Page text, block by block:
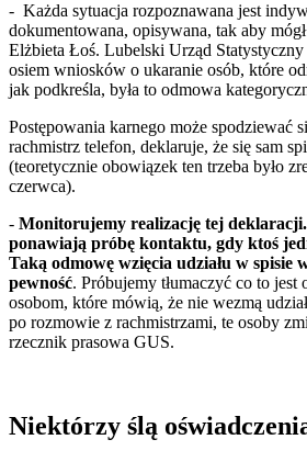
- Każda sytuacja rozpoznawana jest
dokumentowana, opisywana, tak aby
Elżbieta Łoś. Lubelski Urząd Statystyczny
osiem wniosków o ukaranie osób, które
jak podkreśla, była to odmowa
Postępowania karnego może spodziewać
rachmistrz telefon, deklaruje, że się sam
(teoretycznie obowiązek ten trzeba było
czerwca).
- Monitorujemy realizację tej
ponawiają próbę kontaktu, gdy ktoś
Taką odmowę wzięcia udziału w spisie
pewność. Próbujemy tłumaczyć co to
osobom, które mówią, że nie wezmą
po rozmowie z rachmistrzami, te osoby
rzecznik prasowa GUS.
Niektórzy ślą